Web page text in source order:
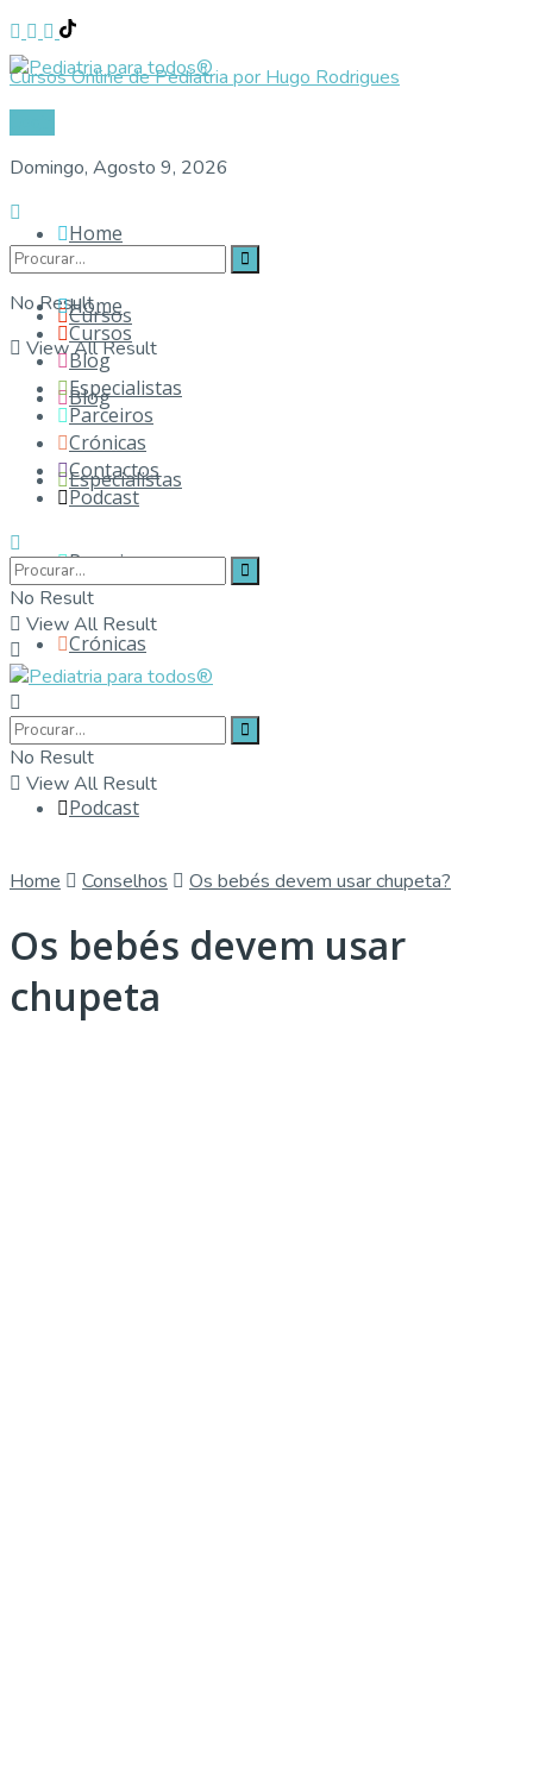
Cursos Online de Pediatria por Hugo Rodrigues
Domingo, Agosto 9, 2026
No Result
View All Result
Home
Cursos
Blog
Especialistas
Parceiros
Crónicas
Contactos
Podcast
Home
Cursos
Blog
Especialistas
Parceiros
Crónicas
Contactos
Podcast
No Result
View All Result
No Result
View All Result
Home Conselhos Os bebés devem usar chupeta?
Os bebés devem usar
chupeta